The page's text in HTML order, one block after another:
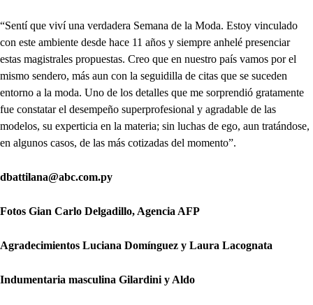
“Sentí que viví una verdadera Semana de la Moda. Estoy vinculado
con este ambiente desde hace 11 años y siempre anhelé presenciar
estas magistrales propuestas. Creo que en nuestro país vamos por el
mismo sendero, más aun con la seguidilla de citas que se suceden
entorno a la moda. Uno de los detalles que me sorprendió gratamente
fue constatar el desempeño superprofesional y agradable de las
modelos, su experticia en la materia; sin luchas de ego, aun tratándose,
en algunos casos, de las más cotizadas del momento”.
dbattilana@abc.com.py
Fotos Gian Carlo Delgadillo, Agencia AFP
Agradecimientos Luciana Domínguez y Laura Lacognata
Indumentaria masculina Gilardini y Aldo